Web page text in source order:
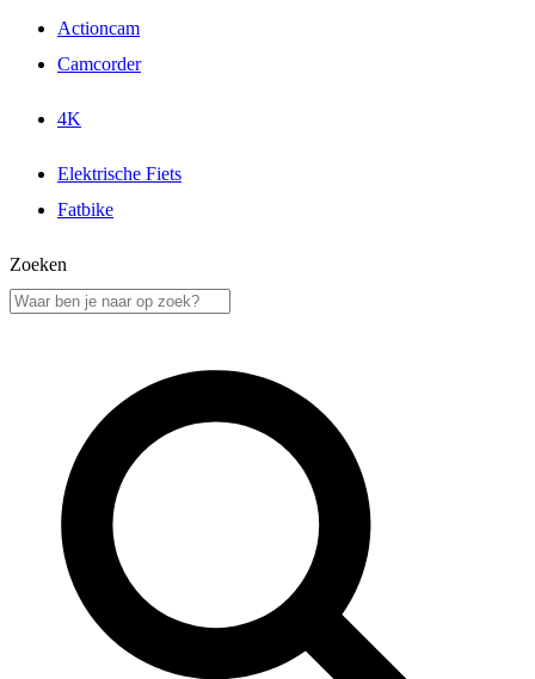
Actioncam
Camcorder
4K
Elektrische Fiets
Fatbike
Zoeken